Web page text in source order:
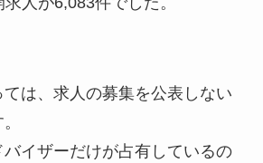
は、求人の募集を公表しない
イザーだけが占有しているの